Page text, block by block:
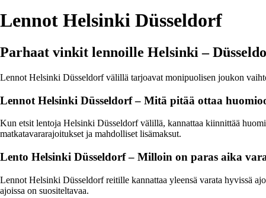
Lennot Helsinki Düsseldorf
Parhaat vinkit lennoille Helsinki –
Lennot Helsinki Düsseldorf välillä tarjoavat monipuolisen joukon
Lennot Helsinki Düsseldorf – Mitä pitää ottaa
Kun etsit lentoja Helsinki Düsseldorf välillä, kannattaa kiinnittää
matkatavararajoitukset ja mahdolliset lisämaksut.
Lento Helsinki Düsseldorf – Milloin on paras aika
Lennot Helsinki Düsseldorf reitille kannattaa yleensä varata hyvissä
ajoissa on suositeltavaa.